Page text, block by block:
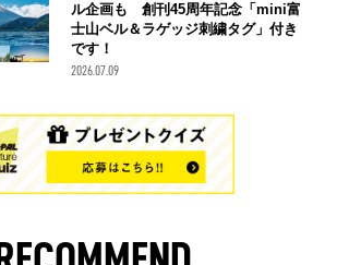
ル企画も 創刊45周年記念「mini富
士山ベル＆ラゲッジ刺繍タグ」付き
です！
2026.07.09